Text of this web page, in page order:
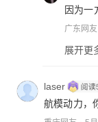
因为一
广东网友
展开更
laser
航模动力，